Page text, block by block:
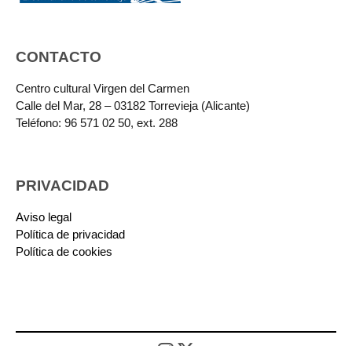
CONTACTO
Centro cultural Virgen del Carmen
Calle del Mar, 28 – 03182 Torrevieja (Alicante)
Teléfono: 96 571 02 50, ext. 288
PRIVACIDAD
Aviso legal
Política de privacidad
Política de cookies